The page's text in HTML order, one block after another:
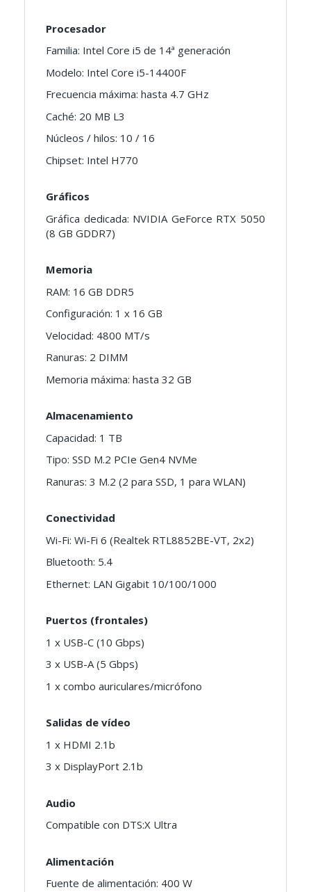
Procesador
Familia: Intel Core i5 de 14ª generación
Modelo: Intel Core i5-14400F
Frecuencia máxima: hasta 4.7 GHz
Caché: 20 MB L3
Núcleos / hilos: 10 / 16
Chipset: Intel H770
Gráficos
Gráfica dedicada: NVIDIA GeForce RTX 5050
(8 GB GDDR7)
Memoria
RAM: 16 GB DDR5
Configuración: 1 x 16 GB
Velocidad: 4800 MT/s
Ranuras: 2 DIMM
Memoria máxima: hasta 32 GB
Almacenamiento
Capacidad: 1 TB
Tipo: SSD M.2 PCIe Gen4 NVMe
Ranuras: 3 M.2 (2 para SSD, 1 para WLAN)
Conectividad
Wi-Fi: Wi-Fi 6 (Realtek RTL8852BE-VT, 2x2)
Bluetooth: 5.4
Ethernet: LAN Gigabit 10/100/1000
Puertos (frontales)
1 x USB-C (10 Gbps)
3 x USB-A (5 Gbps)
1 x combo auriculares/micrófono
Salidas de vídeo
1 x HDMI 2.1b
3 x DisplayPort 2.1b
Audio
Compatible con DTS:X Ultra
Alimentación
Fuente de alimentación: 400 W